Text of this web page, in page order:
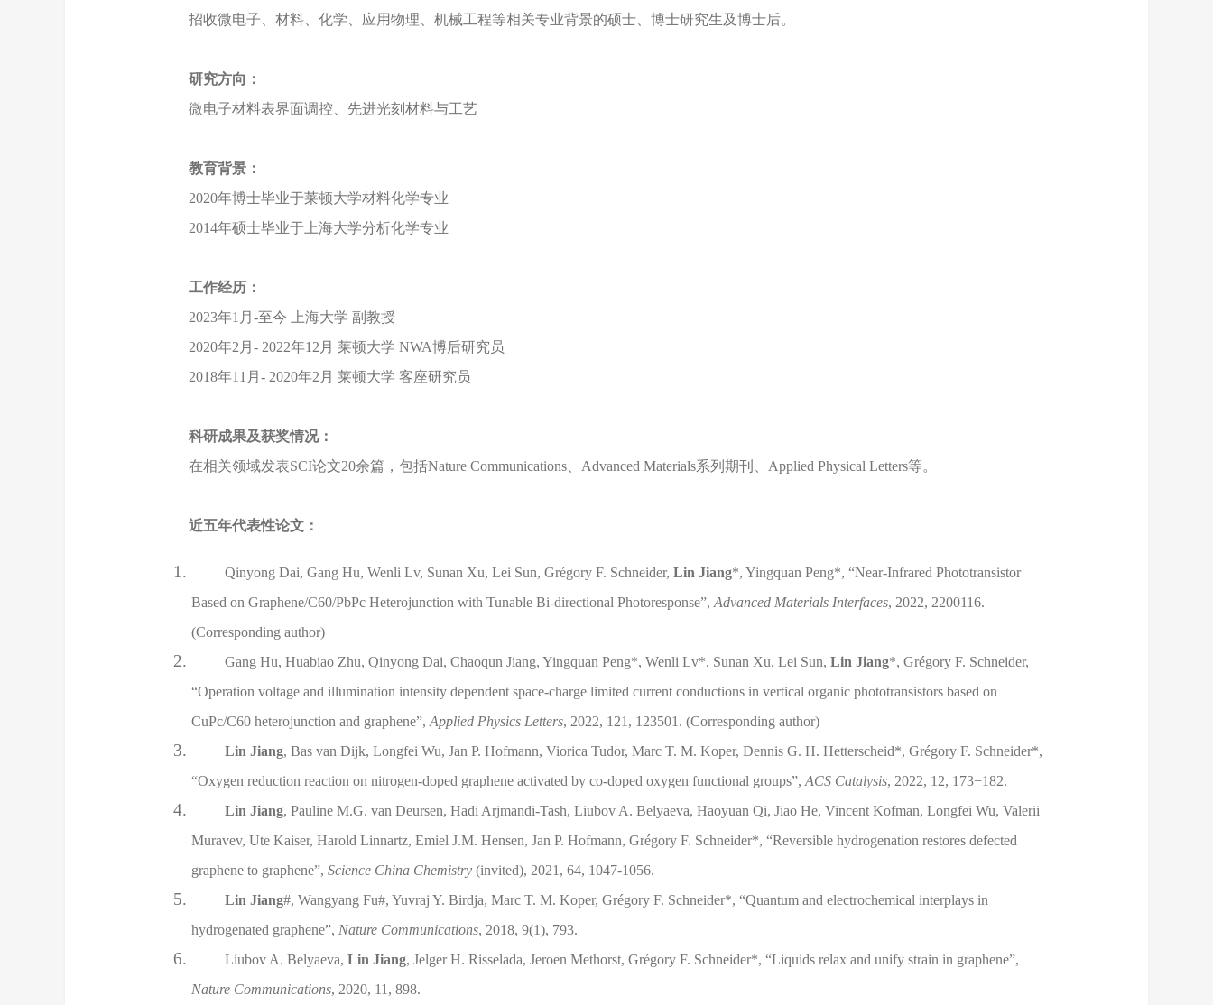
招收微电子、材料、化学、应用物理、机械工程等相关专业背景的硕士、博士研究生及博士后。
研究方向：
微电子材料表界面调控、先进光刻材料与工艺
教育背景：
2020年博士毕业于莱顿大学材料化学专业
2014年硕士毕业于上海大学分析化学专业
工作经历：
2023年1月-至今 上海大学 副教授
2020年2月- 2022年12月 莱顿大学 NWA博后研究员
2018年11月- 2020年2月 莱顿大学 客座研究员
科研成果及获奖情况：
在相关领域发表SCI论文20余篇，包括Nature Communications、Advanced Materials系列期刊、Applied Physical Letters等。
近五年代表性论文：
Qinyong Dai, Gang Hu, Wenli Lv, Sunan Xu, Lei Sun, Grégory F. Schneider,Lin Jiang*, Yingquan Peng*, “Near-Infrared Phototransistor
Based on Graphene/C60/PbPc Heterojunction with Tunable Bi-directional Photoresponse”, Advanced Materials Interfaces, 2022, 2200116.
(Corresponding author)
Gang Hu, Huabiao Zhu, Qinyong Dai, Chaoqun Jiang, Yingquan Peng*, Wenli Lv*, Sunan Xu, Lei Sun,Lin Jiang*, Grégory F. Schneider,
“Operation voltage and illumination intensity dependent space-charge limited current conductions in vertical organic phototransistors based on
CuPc/C60 heterojunction and graphene”, Applied Physics Letters, 2022, 121, 123501. (Corresponding author)
Lin Jiang, Bas van Dijk, Longfei Wu, Jan P. Hofmann, Viorica Tudor, Marc T. M. Koper, Dennis G. H. Hetterscheid*, Grégory F. Schneider*,
“Oxygen reduction reaction on nitrogen-doped graphene activated by co-doped oxygen functional groups”, ACS Catalysis, 2022, 12, 173−182.
Lin Jiang, Pauline M.G. van Deursen, Hadi Arjmandi-Tash, Liubov A. Belyaeva, Haoyuan Qi, Jiao He, Vincent Kofman, Longfei Wu, Valerii
Muravev, Ute Kaiser, Harold Linnartz, Emiel J.M. Hensen, Jan P. Hofmann, Grégory F. Schneider*, “Reversible hydrogenation restores defected
graphene to graphene”, Science China Chemistry (invited), 2021, 64, 1047-1056.
Lin Jiang#, Wangyang Fu#, Yuvraj Y. Birdja, Marc T. M. Koper, Grégory F. Schneider*, “Quantum and electrochemical interplays in
hydrogenated graphene”, Nature Communications, 2018, 9(1), 793.
Liubov A. Belyaeva,Lin Jiang, Jelger H. Risselada, Jeroen Methorst, Grégory F. Schneider*, “Liquids relax and unify strain in graphene”,
Nature Communications, 2020, 11, 898.